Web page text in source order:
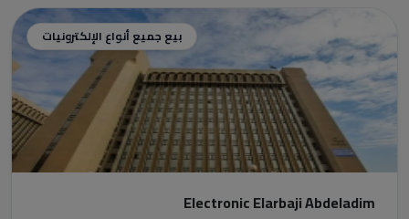
بيع جميع أنواع الإلكترونيات
Electronic Elarbaji Abdeladim